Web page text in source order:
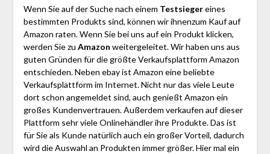
Wenn Sie auf der Suche nach einem Testsiegereines
bestimmten Produkts sind, können wir ihnenzum Kauf auf
Amazon raten. Wenn Sie bei uns auf ein Produkt klicken,
werden Sie zu Amazon weitergeleitet. Wir haben uns aus
guten Gründen für die größte Verkaufsplattform Amazon
entschieden. Neben ebay ist Amazon eine beliebte
Verkaufsplattform im Internet. Nicht nur das viele Leute
dort schon angemeldet sind, auch genießt Amazon ein
großes Kundenvertrauen. Außerdem verkaufen auf dieser
Plattform sehr viele Onlinehändler ihre Produkte. Das ist
für Sie als Kunde natürlich auch ein großer Vorteil, dadurch
wird die Auswahl an Produkten immer größer. Hier mal ein